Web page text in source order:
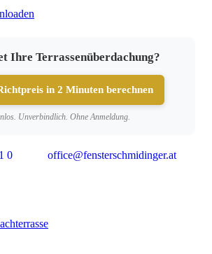
Ihre Terrassenüberdachung?
in 2 Minuten berechnen
Unverbindlich. Ohne Anmeldung.
0 office@fensterschmidinger.at